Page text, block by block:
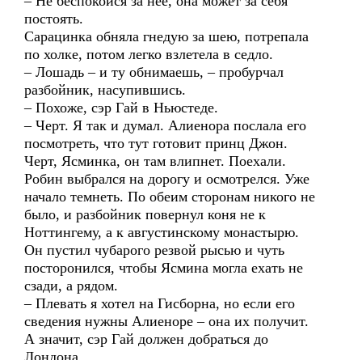
постоять.
Сарацинка обняла гнедую за шею, потрепала
по холке, потом легко взлетела в седло.
– Лошадь – и ту обнимаешь, – пробурчал
разбойник, насупившись.
– Похоже, сэр Гай в Ньюстеде.
– Черт. Я так и думал. Алиенора послала его
посмотреть, что тут готовит принц Джон.
Черт, Ясминка, он там влипнет. Поехали.
Робин выбрался на дорогу и осмотрелся. Уже
начало темнеть. По обеим сторонам никого не
было, и разбойник повернул коня не к
Ноттингему, а к августинскому монастырю.
Он пустил чубарого резвой рысью и чуть
посторонился, чтобы Ясмина могла ехать не
сзади, а рядом.
– Плевать я хотел на Гисборна, но если его
сведения нужны Алиеноре – она их получит.
А значит, сэр Гай должен добраться до
Лондона.